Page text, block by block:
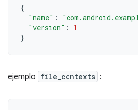
{
"name" :
"version" :
1
}
ejemplo file_contexts :